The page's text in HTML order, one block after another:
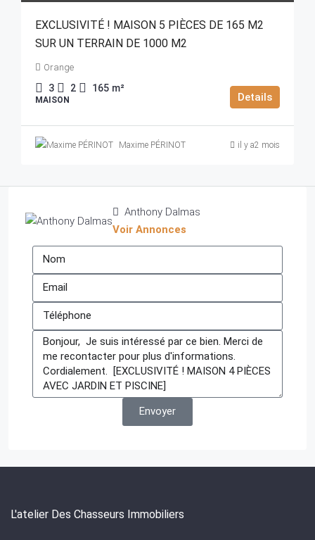
EXCLUSIVITÉ ! MAISON 5 PIÈCES DE 165 M2
SUR UN TERRAIN DE 1000 M2
Orange
3 2 165 m²
MAISON Details
Maxime PÉRINOT il y a2 mois
Anthony Dalmas
Voir Annonces
Envoyer
L'atelier Des Chasseurs Immobiliers